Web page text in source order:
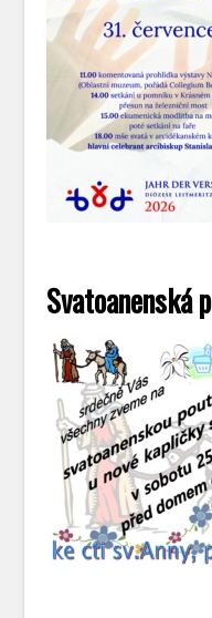
Svatoanenská